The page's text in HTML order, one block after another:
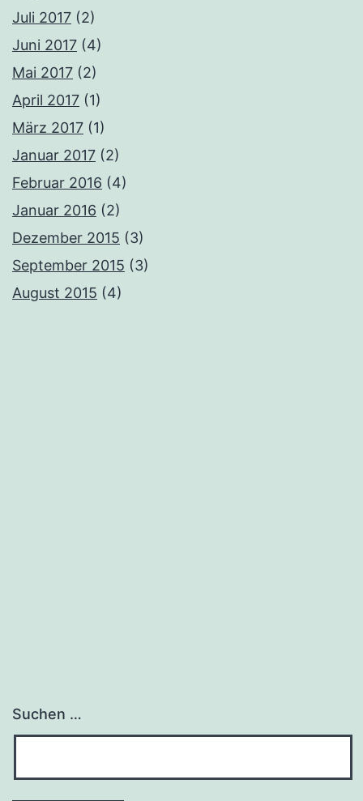
Juli 2017 (2)
Juni 2017 (4)
Mai 2017 (2)
April 2017 (1)
März 2017 (1)
Januar 2017 (2)
Februar 2016 (4)
Januar 2016 (2)
Dezember 2015 (3)
September 2015 (3)
August 2015 (4)
Suchen …